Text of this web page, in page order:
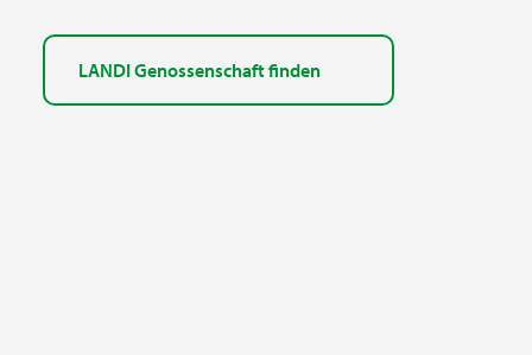
LANDI Genossenschaft finden